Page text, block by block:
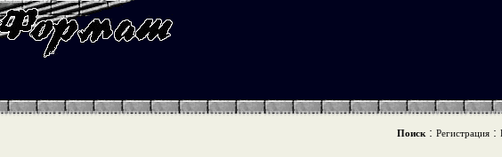
Поиск: Регистрация: